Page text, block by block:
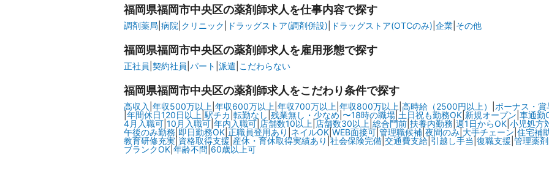
福岡県福岡市中央区の薬剤師求人を仕事内容で探す
調剤薬局 病院 クリニック ドラッグストア(調剤併設) ドラッグストア(OTCのみ) 企業| その他
福岡県福岡市中央区の薬剤師求人を雇用形態で探す
正社員 契約社員 パート 派遣 こだわらない
福岡県福岡市中央区の薬剤師求人をこだわり条件で探す
高収入 年収500万以上 年収600万以上 年収700万以上 年収800万以上 高時給（2500円以上）
ボーナス・賞
年間休日120日以上 駅チカ 転勤なし 残業無し・少なめ 〜18時の職場| 土日祝も勤務OK| 新規オープン 車通勤
4月入職可| 10月入職可| 年内入職可| 店舗数10以上 |店舗数30以上 総合門前| 扶養内勤務 週1日からOK| 小児処方
午後のみ勤務 即日勤務OK| 正職員登用あり ネイルOK| WEB面接可| 管理職候補| 夜間のみ| 大手チェーン 住宅補
教育研修充実|資格取得支援 産休・育休取得実績あり |社会保険完備| 交通費支給| 引越し手当 復職支援 管理薬
ブランクOK| 年齢不問 60歳以上可